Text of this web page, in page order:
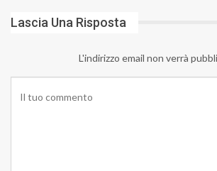
Lascia Una Risposta
L'indirizzo email non verrà